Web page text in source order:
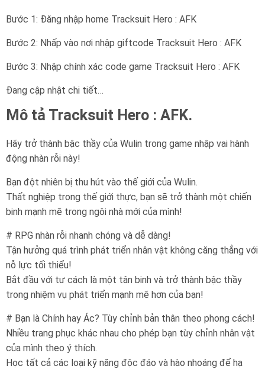
Bước 1: Đăng nhập home Tracksuit Hero : AFK
Bước 2: Nhấp vào nơi nhập giftcode Tracksuit Hero : AFK
Bước 3: Nhập chính xác code game Tracksuit Hero : AFK
Đang cập nhật chi tiết…
Mô tả Tracksuit Hero : AFK.
Hãy trở thành bậc thầy của Wulin trong game nhập vai hành
động nhàn rỗi này!
Bạn đột nhiên bị thu hút vào thế giới của Wulin.
Thất nghiệp trong thế giới thực, bạn sẽ trở thành một chiến
binh mạnh mẽ trong ngôi nhà mới của mình!
# RPG nhàn rỗi nhanh chóng và dễ dàng!
Tận hưởng quá trình phát triển nhân vật không căng thẳng với
nỗ lực tối thiểu!
Bắt đầu với tư cách là một tân binh và trở thành bậc thầy
trong nhiệm vụ phát triển mạnh mẽ hơn của bạn!
# Bạn là Chính hay Ác? Tùy chỉnh bản thân theo phong cách!
Nhiều trang phục khác nhau cho phép bạn tùy chỉnh nhân vật
của mình theo ý thích.
Học tất cả các loại kỹ năng độc đáo và hào nhoáng để hạ